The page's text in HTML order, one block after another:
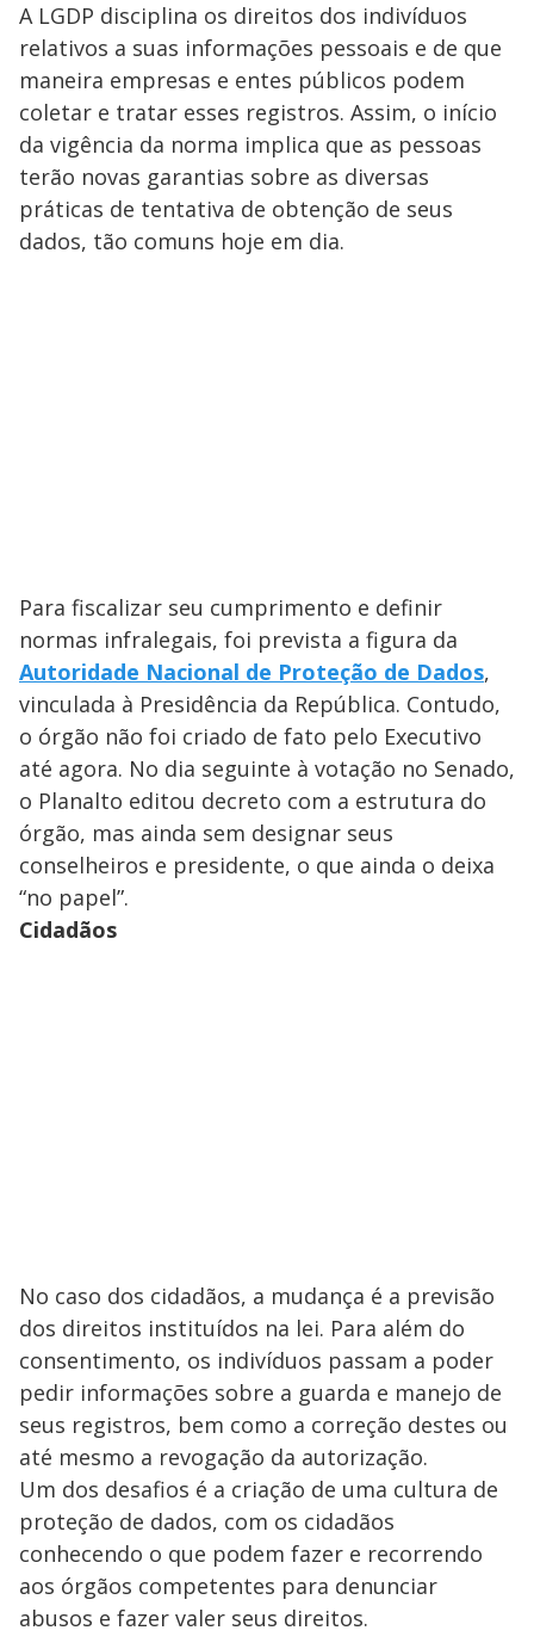
A LGDP disciplina os direitos dos indivíduos
relativos a suas informações pessoais e de que
maneira empresas e entes públicos podem
coletar e tratar esses registros. Assim, o início
da vigência da norma implica que as pessoas
terão novas garantias sobre as diversas
práticas de tentativa de obtenção de seus
dados, tão comuns hoje em dia.
Para fiscalizar seu cumprimento e definir
normas infralegais, foi prevista a figura da
Autoridade Nacional de Proteção de Dados,
vinculada à Presidência da República. Contudo,
o órgão não foi criado de fato pelo Executivo
até agora. No dia seguinte à votação no Senado,
o Planalto editou decreto com a estrutura do
órgão, mas ainda sem designar seus
conselheiros e presidente, o que ainda o deixa
“no papel”.
Cidadãos
No caso dos cidadãos, a mudança é a previsão
dos direitos instituídos na lei. Para além do
consentimento, os indivíduos passam a poder
pedir informações sobre a guarda e manejo de
seus registros, bem como a correção destes ou
até mesmo a revogação da autorização.
Um dos desafios é a criação de uma cultura de
proteção de dados, com os cidadãos
conhecendo o que podem fazer e recorrendo
aos órgãos competentes para denunciar
abusos e fazer valer seus direitos.